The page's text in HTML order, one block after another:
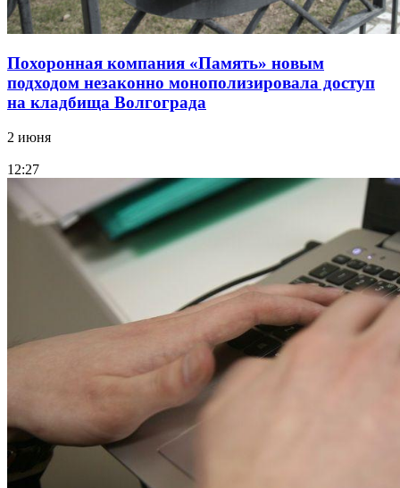
Похоронная компания «Память» новым
подходом незаконно монополизировала доступ
на кладбища Волгограда
2 июня
12:27